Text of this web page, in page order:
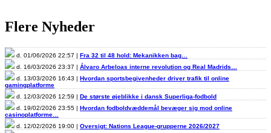
Flere Nyheder
d. 01/06/2026 22:57 | Fra 32 til 48 hold: Mekanikken bag…
d. 16/03/2026 23:37 | Álvaro Arbeloas interne revolution og Real Madrids…
d. 13/03/2026 16:43 | Hvordan sportsbegivenheder driver trafik til online
gamingplatforme
d. 12/03/2026 12:59 | De største øjeblikke i dansk Superliga-fodbold
d. 19/02/2026 23:55 | Hvordan fodboldvæddemål bevæger sig mod online
casinoplatforme…
d. 12/02/2026 19:00 | Oversigt: Nations League-grupperne 2026/2027